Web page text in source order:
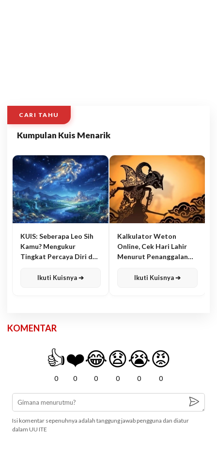
CARI TAHU
Kumpulan Kuis Menarik
KUIS: Seberapa Leo Sih
Kamu? Mengukur
Tingkat Percaya Diri dan
Ikuti Kuisnya ➔
Kalkulator Weton
Online, Cek Hari Lahir
Menurut Penanggalan
Ikuti Kuisnya ➔
KOMENTAR
👍
0
❤️
0
😂
0
😧
0
😭
0
😡
0
Isi komentar sepenuhnya adalah tanggung jawab pengguna dan diatur
dalam UU ITE